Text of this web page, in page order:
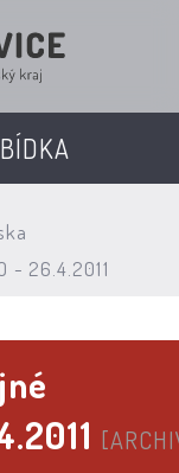
- 26.4.2011